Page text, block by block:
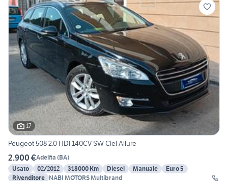
17
Peugeot 508 2.0 HDi 140CV SW Ciel Allure
2.900 €Adelfia (BA)
Usato
02/2012 318000 Km Diesel Manuale
Euro 5
Rivenditore NABI MOTORS Multibrand